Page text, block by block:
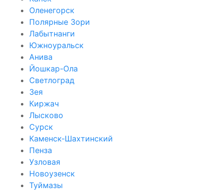
Оленегорск
Полярные Зори
Лабытнанги
Южноуральск
Анива
Йошкар-Ола
Светлоград
Зея
Киржач
Лысково
Сурск
Каменск-Шахтинский
Пенза
Узловая
Новоузенск
Туймазы